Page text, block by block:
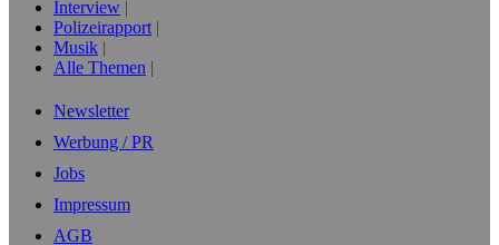
Interview
Polizeirapport
Musik
Alle Themen
Newsletter
Werbung / PR
Jobs
Impressum
AGB